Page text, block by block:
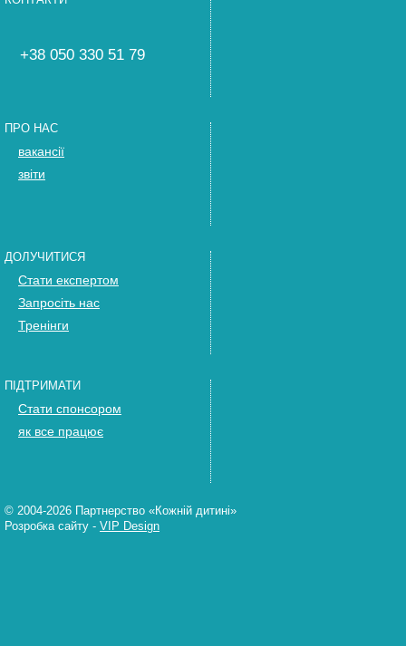
+38 050 330 51 79
ПРО НАС
вакансії
звіти
ДОЛУЧИТИСЯ
Стати експертом
Запросіть нас
Тренінги
ПІДТРИМАТИ
Стати спонсором
як все працює
© 2004-2026 Партнерство «Кожній дитині»
Розробка сайту - VIP Design